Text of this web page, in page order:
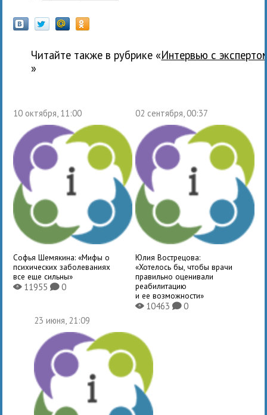
Читайте также в рубрике «
Интервью с
»
10 октября, 11:00
Софья Шемякина: «Мифы о
психических заболеваниях
все еще сильны»
X11955K0
02 сентября, 00:37
Юлия Вострецова:
«Хотелось бы, чтобы врачи
правильно оценивали
реабилитацию
и ее возможности»
X10463 K0
23 июня, 21:09